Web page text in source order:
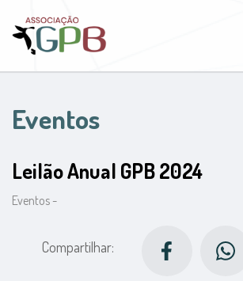
Eventos
Leilão Anual GPB 2024
Eventos -
Compartilhar: